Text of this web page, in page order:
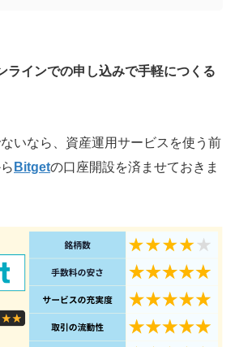
ラインでの申し込みで手軽につくる
いなら、資産運用サービスを使う前
Bitgetの口座開設を済ませておきま